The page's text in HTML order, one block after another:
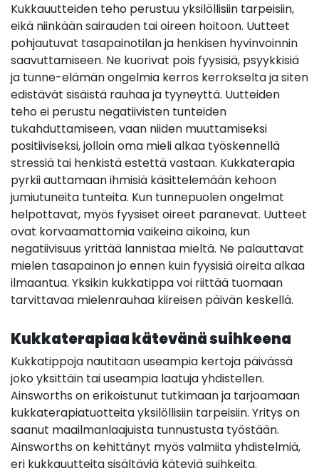
Kukkauutteiden teho perustuu yksilöllisiin tarpeisiin,
eikä niinkään sairauden tai oireen hoitoon. Uutteet
pohjautuvat tasapainotilan ja henkisen hyvinvoinnin
saavuttamiseen. Ne kuorivat pois fyysisiä, psyykkisiä
ja tunne-elämän ongelmia kerros kerrokselta ja siten
edistävät sisäistä rauhaa ja tyyneyttä. Uutteiden
teho ei perustu negatiivisten tunteiden
tukahduttamiseen, vaan niiden muuttamiseksi
positiiviseksi, jolloin oma mieli alkaa työskennellä
stressiä tai henkistä estettä vastaan. Kukkaterapia
pyrkii auttamaan ihmisiä käsittelemään kehoon
jumiutuneita tunteita. Kun tunnepuolen ongelmat
helpottavat, myös fyysiset oireet paranevat. Uutteet
ovat korvaamattomia vaikeina aikoina, kun
negatiivisuus yrittää lannistaa mieltä. Ne palauttavat
mielen tasapainon jo ennen kuin fyysisiä oireita alkaa
ilmaantua. Yksikin kukkatippa voi riittää tuomaan
tarvittavaa mielenrauhaa kiireisen päivän keskellä.
Kukkaterapiaa kätevänä suihkeena
Kukkatippoja nautitaan useampia kertoja päivässä
joko yksittäin tai useampia laatuja yhdistellen.
Ainsworths on erikoistunut tutkimaan ja tarjoamaan
kukkaterapiatuotteita yksilöllisiin tarpeisiin. Yritys on
saanut maailmanlaajuista tunnustusta työstään.
Ainsworths on kehittänyt myös valmiita yhdistelmiä,
eri kukkauutteita sisältäviä käteviä suihkeita.